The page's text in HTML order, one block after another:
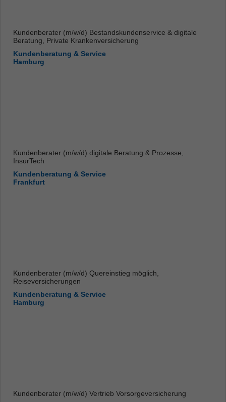
Kundenberater (m/w/d) Bestandskundenservice & digitale
Beratung, Private Krankenversicherung
Kundenberatung & Service
Hamburg
Kundenberater (m/w/d) digitale Beratung & Prozesse,
InsurTech
Kundenberatung & Service
Frankfurt
Kundenberater (m/w/d) Quereinstieg möglich,
Reiseversicherungen
Kundenberatung & Service
Hamburg
Kundenberater (m/w/d) Vertrieb Vorsorgeversicherung